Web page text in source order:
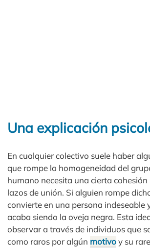
Una explicación
En cualquier colectivo suele haber
que rompe la homogeneidad del
humano necesita una cierta cohesión
lazos de unión. Si alguien rompe
convierte en una persona indeseable
acaba siendo la oveja negra. Esta
observar a través de individuos que
como raros por algún motivoy su